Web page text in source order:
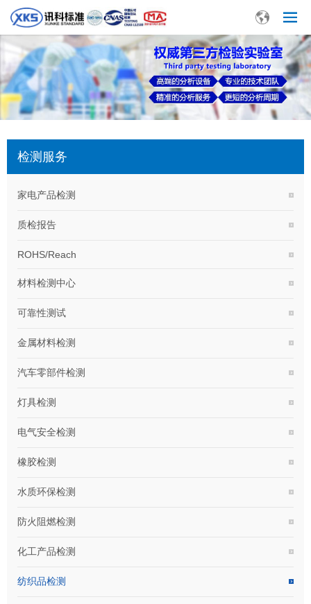
检测服务
家电产品检测
质检报告
ROHS/Reach
材料检测中心
可靠性测试
金属材料检测
汽车零部件检测
灯具检测
电气安全检测
橡胶检测
水质环保检测
防火阻燃检测
化工产品检测
纺织品检测